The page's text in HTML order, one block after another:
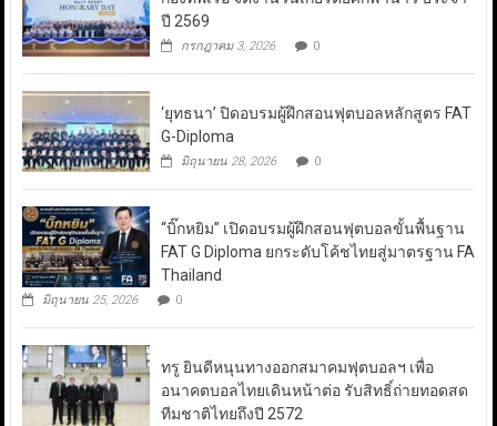
ปี 2569
กรกฎาคม 3, 2026 0
‘ยุทธนา’ ปิดอบรมผู้ฝึกสอนฟุตบอลหลักสูตร FAT
G-Diploma
มิถุนายน 28, 2026 0
“บิ๊กหยิม” เปิดอบรมผู้ฝึกสอนฟุตบอลขั้นพื้นฐาน
FAT G Diploma ยกระดับโค้ชไทยสู่มาตรฐาน FA
Thailand
มิถุนายน 25, 2026 0
ทรู ยินดีหนุนทางออกสมาคมฟุตบอลฯ เพื่อ
อนาคตบอลไทยเดินหน้าต่อ รับสิทธิ์ถ่ายทอดสด
ทีมชาติไทยถึงปี 2572